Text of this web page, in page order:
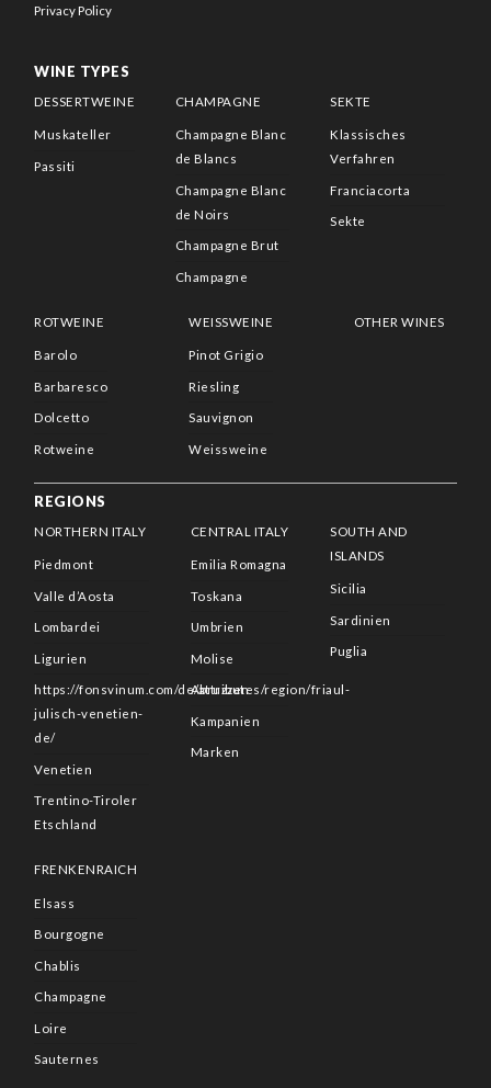
Privacy Policy
WINE TYPES
DESSERTWEINE
Muskateller
Passiti
CHAMPAGNE
Champagne Blanc
de Blancs
Champagne Blanc
de Noirs
Champagne Brut
Champagne
SEKTE
Klassisches
Verfahren
Franciacorta
Sekte
ROTWEINE
Barolo
Barbaresco
Dolcetto
Rotweine
WEISSWEINE
Pinot Grigio
Riesling
Sauvignon
Weissweine
OTHER WINES
REGIONS
NORTHERN ITALY
Piedmont
Valle d’Aosta
Lombardei
Ligurien
https://fonsvinum.com/de/attributes/region/friaul-
julisch-venetien-
de/
Venetien
Trentino-Tiroler
Etschland
CENTRAL ITALY
Emilia Romagna
Toskana
Umbrien
Molise
Abruzzen
Kampanien
Marken
SOUTH AND
ISLANDS
Sicilia
Sardinien
Puglia
FRENKENRAICH
Elsass
Bourgogne
Chablis
Champagne
Loire
Sauternes